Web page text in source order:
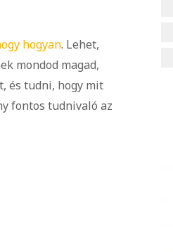
hogyan. Lehet,
mondod magad,
és tudni, hogy mit
fontos tudnivaló az